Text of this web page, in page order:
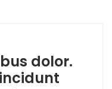
dolor.